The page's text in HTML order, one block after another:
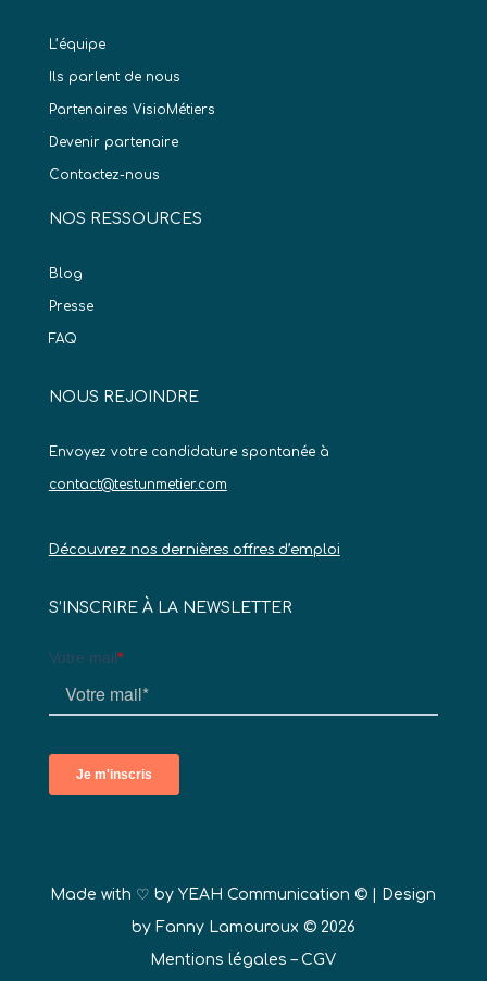
L’équipe
Ils parlent de nous
Partenaires VisioMétiers
Devenir partenaire
Contactez-nous
NOS RESSOURCES
Blog
Presse
FAQ
NOUS REJOINDRE
Envoyez votre candidature spontanée à
contact@testunmetier.com
Découvrez nos dernières offres d’emploi
S’INSCRIRE À LA NEWSLETTER
Made with ♡ byYEAH Communication © | Design
by Fanny Lamouroux © 2026
Mentions légales –CGV